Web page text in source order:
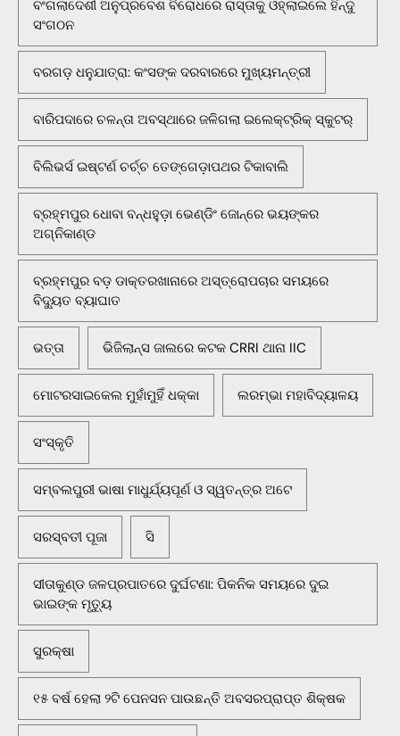
ବଂଗଲାଦେଶୀ ଅନୁପ୍ରବେଶ ବିରୋଧରେ ରାସ୍ତାକୁ ଓହ୍ଲାଇଲେ ହିନ୍ଦୁ
ସଂଗଠନ
ବରଗଡ଼ ଧନୁଯାତ୍ରା: କଂସଙ୍କ ଦରବାରରେ ମୁଖ୍ୟମନ୍ତ୍ରୀ
ବାରିପଦାରେ ଚଳନ୍ତା ଅବସ୍ଥାରେ ଜଳିଗଲା ଇଲେକ୍ଟ୍ରିକ୍ ସ୍କୁଟର୍
ବିଲିଭର୍ସ ଇଷ୍ଟର୍ଣ ଚର୍ଚ୍ଚ ତେଙ୍ଗେଡ଼ାପଥର ଟିକାବାଲି
ବ୍ରହ୍ମପୁର ଧୋବା ବନ୍ଧହୁଡ଼ା ଭେଣ୍ଡିଂ ଜୋନ୍‌ରେ ଭୟଙ୍କର
ଅଗ୍ନିକାଣ୍ଡ
ବ୍ରହ୍ମପୁର ବଡ଼ ଡାକ୍ତରଖାନାରେ ଅସ୍ତ୍ରୋପଚାର ସମୟରେ
ବିଦ୍ୟୁତ ବ୍ୟାଘାତ
ଭତ୍ତା ଭିଜିଲାନ୍ସ ଜାଲରେ କଟକ CRRI ଥାନା IIC
ମୋଟରସାଇକେଲ ମୁହାଁମୁହିଁ ଧକ୍କା ଲରମ୍ଭା ମହାବିଦ୍ୟାଳୟ
ସଂସ୍କୃତି
ସମ୍ବଲପୁରୀ ଭାଷା ମାଧୁର୍ଯ୍ୟପୂର୍ଣ ଓ ସ୍ୱତନ୍ତ୍ର ଅଟେ
ସରସ୍ବତୀ ପୂଜା ସି
ସୀତାକୁଣ୍ଡ ଜଳପ୍ରପାତରେ ଦୁର୍ଘଟଣା: ପିକନିକ ସମୟରେ ଦୁଇ
ଭାଇଙ୍କ ମୃତ୍ୟୁ
ସୁରକ୍ଷା
୧୫ ବର୍ଷ ହେଲା ୨ଟି ପେନସନ ପାଉଛନ୍ତି ଅବସରପ୍ରାପ୍ତ ଶିକ୍ଷକ